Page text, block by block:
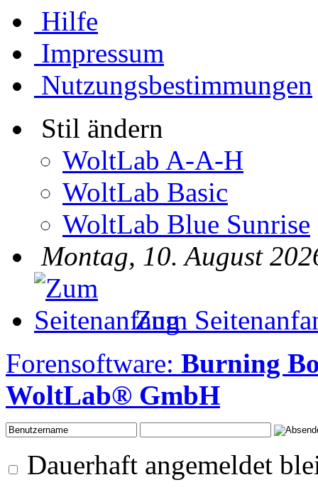
Hilfe
Impressum
Nutzungsbestimmungen
Stil ändern
WoltLab A-A-H
WoltLab Basic
WoltLab Blue Sunrise
Montag, 10. August
Zum
Forensoftware: Burning
WoltLab® GmbH
Dauerhaft angemeldet